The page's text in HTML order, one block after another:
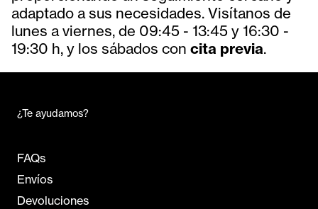
adaptado a sus necesidades. Visítanos de
lunes a viernes, de 09:45 - 13:45 y 16:30 -
19:30 h, y los sábados concita previa.
¿Te ayudamos?
FAQs
Envíos
Devoluciones